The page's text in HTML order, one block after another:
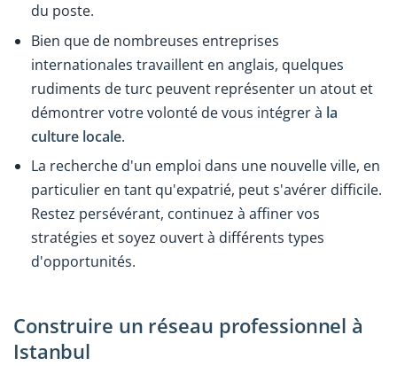
du poste.
Bien que de nombreuses entreprises
internationales travaillent en anglais, quelques
rudiments de turc peuvent représenter un atout et
démontrer votre volonté de vous intégrer à la
culture locale.
La recherche d'un emploi dans une nouvelle ville, en
particulier en tant qu'expatrié, peut s'avérer difficile.
Restez persévérant, continuez à affiner vos
stratégies et soyez ouvert à différents types
d'opportunités.
Construire un réseau professionnel à
Istanbul